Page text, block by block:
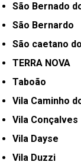
São Bernado
São Bernardo
São caetano
TERRA NOVA
Taboão
Vila Caminho
Vila Conçalves
Vila Dayse
Vila Duzzi